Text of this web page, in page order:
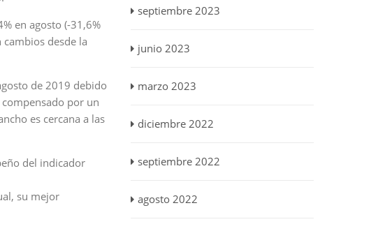
en agosto (-31,6%
desde la
de 2019 debido
por un
es cercana a las
del indicador
su mejor
septiembre 2023
junio 2023
marzo 2023
diciembre 2022
septiembre 2022
agosto 2022